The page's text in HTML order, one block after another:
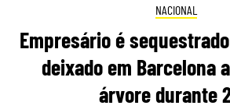
NACIONAL
Empresário é
deixado em Barcelona
árvore durante